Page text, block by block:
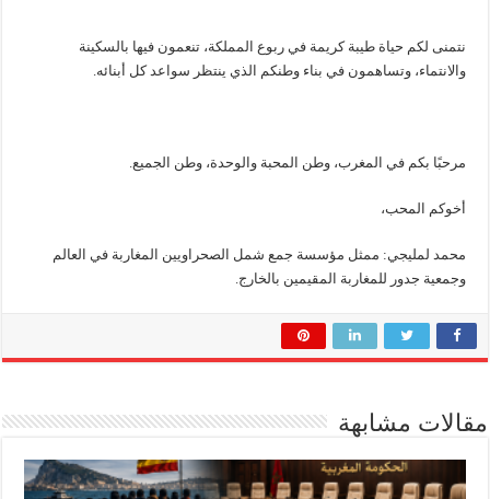
نتمنى لكم حياة طيبة كريمة في ربوع المملكة، تنعمون فيها بالسكينة
والانتماء، وتساهمون في بناء وطنكم الذي ينتظر سواعد كل أبنائه.
مرحبًا بكم في المغرب، وطن المحبة والوحدة، وطن الجميع.
أخوكم المحب،
محمد لمليجي: ممثل مؤسسة جمع شمل الصحراويين المغاربة في العالم
وجمعية جدور للمغاربة المقيمين بالخارج.
مقالات مشابهة